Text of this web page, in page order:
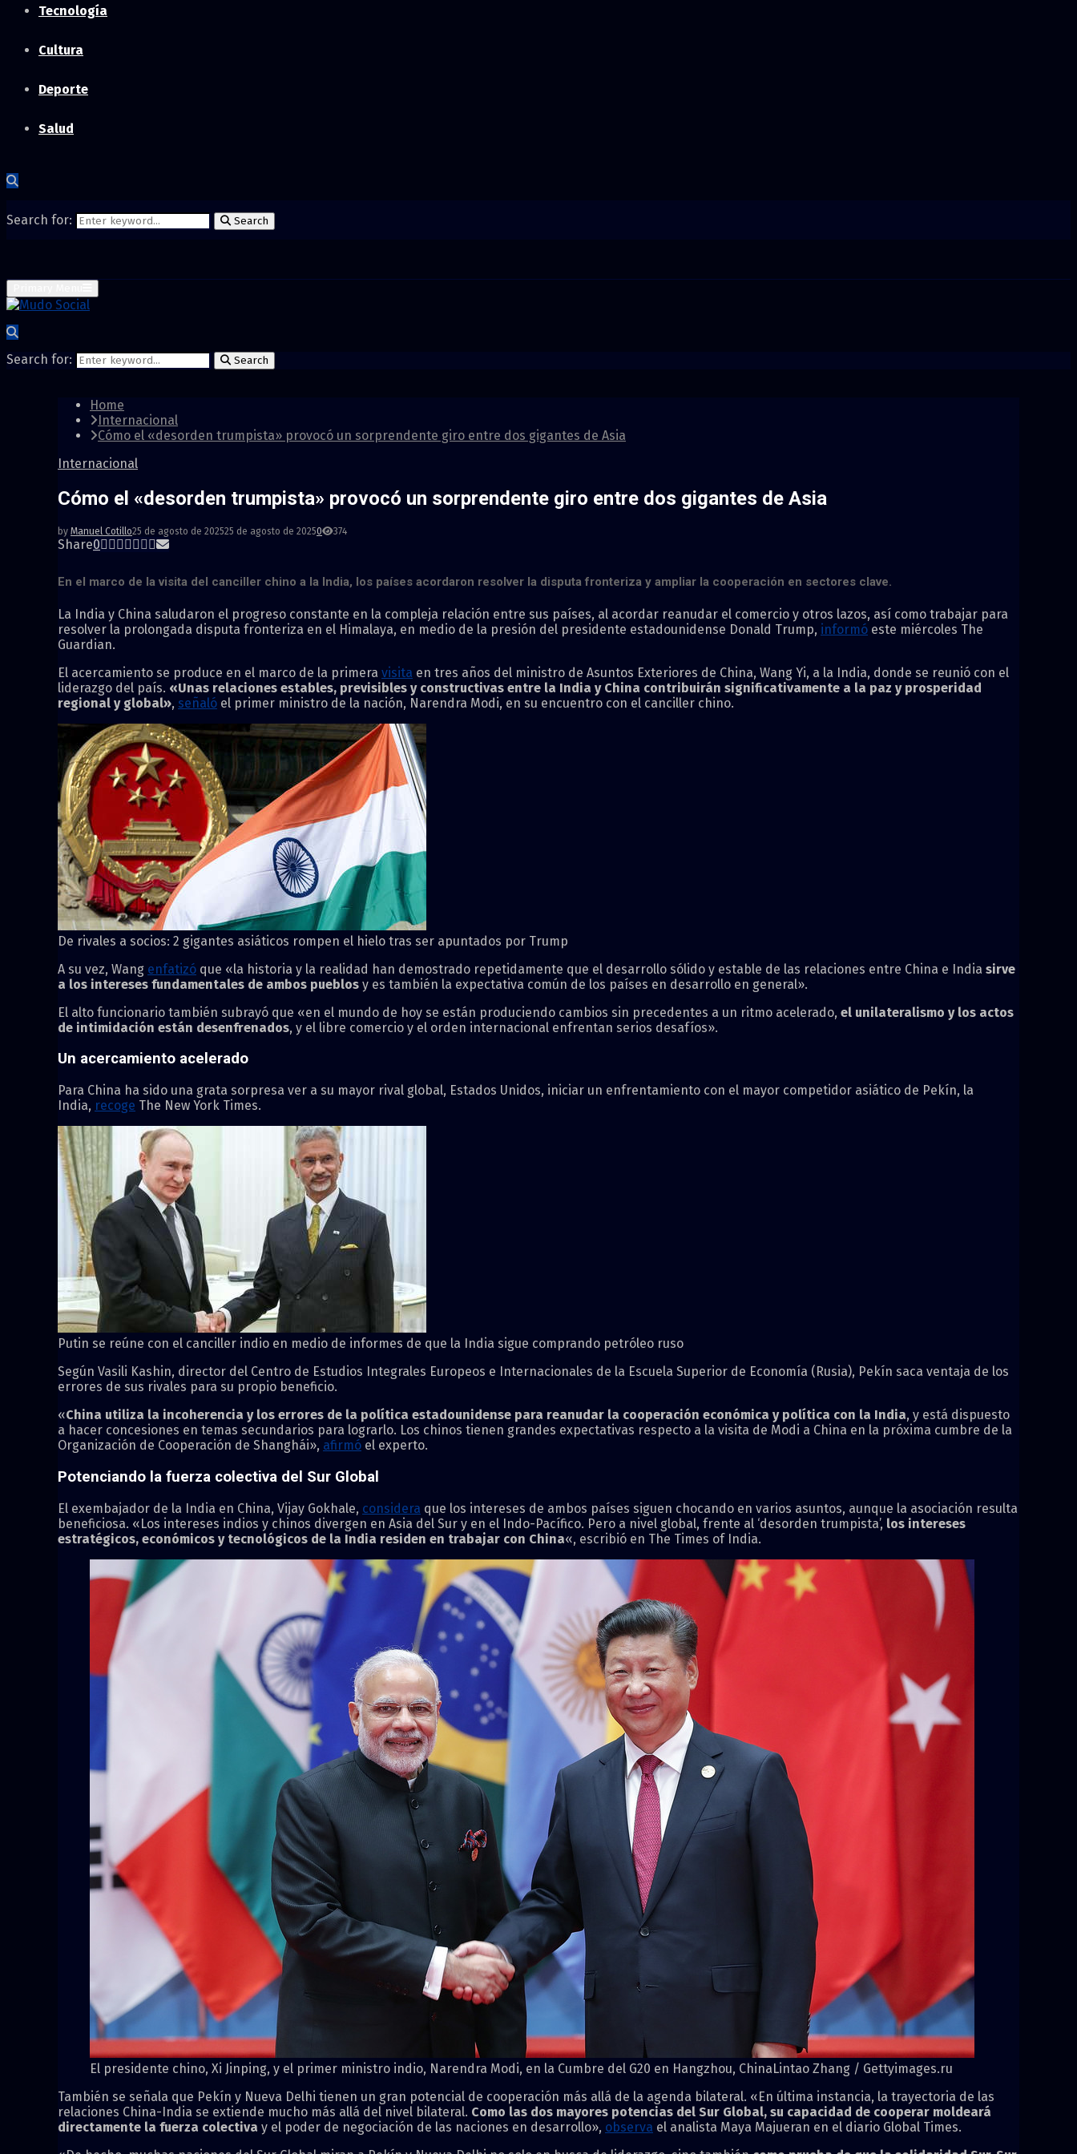
Tecnología
Cultura
Deporte
Salud
Search for: Search
Search for: Search
Home
Internacional
Cómo el «desorden trumpista» provocó un sorprendente giro entre dos gigantes de Asia
Internacional
Cómo el «desorden trumpista» provocó un sorprendente giro entre dos gigantes de Asia
by Manuel Cotillo25 de agosto de 202525 de agosto de 20250 374
Share0
En el marco de la visita del canciller chino a la India, los países acordaron resolver la disputa fronteriza y ampliar la cooperación en sectores clave.
La India y China saludaron el progreso constante en la compleja relación entre sus países, al acordar reanudar el comercio y otros lazos, así como trabajar para
resolver la prolongada disputa fronteriza en el Himalaya, en medio de la presión del presidente estadounidense Donald Trump, informó este miércoles The
Guardian.
El acercamiento se produce en el marco de la primera visita en tres años del ministro de Asuntos Exteriores de China, Wang Yi, a la India, donde se reunió con el
liderazgo del país. «Unas relaciones estables, previsibles y constructivas entre la India y China contribuirán significativamente a la paz y prosperidad
regional y global», señaló el primer ministro de la nación, Narendra Modi, en su encuentro con el canciller chino.
De rivales a socios: 2 gigantes asiáticos rompen el hielo tras ser apuntados por Trump
A su vez, Wang enfatizó que «la historia y la realidad han demostrado repetidamente que el desarrollo sólido y estable de las relaciones entre China e India sirve
a los intereses fundamentales de ambos pueblos y es también la expectativa común de los países en desarrollo en general».
El alto funcionario también subrayó que «en el mundo de hoy se están produciendo cambios sin precedentes a un ritmo acelerado, el unilateralismo y los actos
de intimidación están desenfrenados, y el libre comercio y el orden internacional enfrentan serios desafíos».
Un acercamiento acelerado
Para China ha sido una grata sorpresa ver a su mayor rival global, Estados Unidos, iniciar un enfrentamiento con el mayor competidor asiático de Pekín, la
India, recoge The New York Times.
Putin se reúne con el canciller indio en medio de informes de que la India sigue comprando petróleo ruso
Según Vasili Kashin, director del Centro de Estudios Integrales Europeos e Internacionales de la Escuela Superior de Economía (Rusia), Pekín saca ventaja de los
errores de sus rivales para su propio beneficio.
«China utiliza la incoherencia y los errores de la política estadounidense para reanudar la cooperación económica y política con la India, y está dispuesto
a hacer concesiones en temas secundarios para lograrlo. Los chinos tienen grandes expectativas respecto a la visita de Modi a China en la próxima cumbre de la
Organización de Cooperación de Shanghái», afirmó el experto.
Potenciando la fuerza colectiva del Sur Global
El exembajador de la India en China, Vijay Gokhale, considera que los intereses de ambos países siguen chocando en varios asuntos, aunque la asociación resulta
beneficiosa. «Los intereses indios y chinos divergen en Asia del Sur y en el Indo-Pacífico. Pero a nivel global, frente al ‘desorden trumpista’, los intereses
estratégicos, económicos y tecnológicos de la India residen en trabajar con China«, escribió en The Times of India.
El presidente chino, Xi Jinping, y el primer ministro indio, Narendra Modi, en la Cumbre del G20 en Hangzhou, ChinaLintao Zhang / Gettyimages.ru
También se señala que Pekín y Nueva Delhi tienen un gran potencial de cooperación más allá de la agenda bilateral. «En última instancia, la trayectoria de las
relaciones China-India se extiende mucho más allá del nivel bilateral. Como las dos mayores potencias del Sur Global, su capacidad de cooperar moldeará
directamente la fuerza colectiva y el poder de negociación de las naciones en desarrollo», observa el analista Maya Majueran en el diario Global Times.